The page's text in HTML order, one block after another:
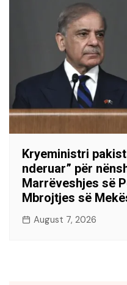
Kryeministri
nderuar” për
Marrëveshjes së
Mbrojtjes së
August 7, 2026